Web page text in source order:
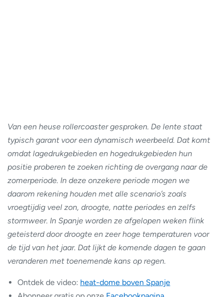
Van een heuse rollercoaster gesproken. De lente staat
typisch garant voor een dynamisch weerbeeld. Dat komt
omdat lagedrukgebieden en hogedrukgebieden hun
positie proberen te zoeken richting de overgang naar de
zomerperiode. In deze onzekere periode mogen we
daarom rekening houden met alle scenario’s zoals
vroegtijdig veel zon, droogte, natte periodes en zelfs
stormweer. In Spanje worden ze afgelopen weken flink
geteisterd door droogte en zeer hoge temperaturen voor
de tijd van het jaar. Dat lijkt de komende dagen te gaan
veranderen met toenemende kans op regen.
Ontdek de video: heat-dome boven Spanje